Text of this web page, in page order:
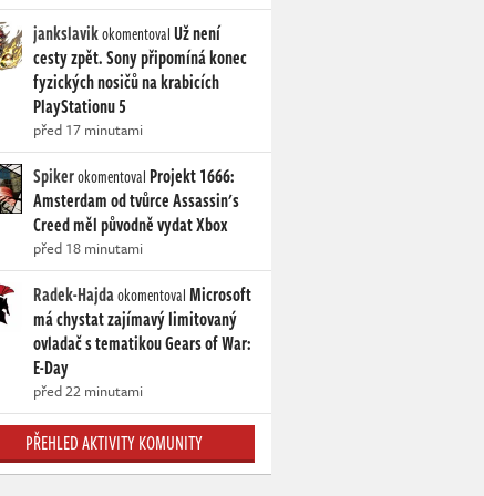
jankslavikokomentovalUž není
cesty zpět. Sony připomíná konec
fyzických nosičů na krabicích
PlayStationu 5
před 17 minutami
Spikerokomentoval Projekt 1666:
Amsterdam od tvůrce Assassin's
Creed měl původně vydat Xbox
před 18 minutami
Radek-HajdaokomentovalMicrosoft
má chystat zajímavý limitovaný
ovladač s tematikou Gears of War:
E-Day
před 22 minutami
PŘEHLED AKTIVITY KOMUNITY